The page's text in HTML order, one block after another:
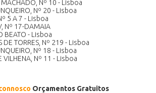
MACHADO, Nº 10 - Lisboa
Nº 20 - Lisboa
5 A 7 - Lisboa
Nº 17-DAMAIA
BEATO - Lisboa
DE TORRES, Nº 219 - Lisboa
Nº 18 - Lisboa
VILHENA, Nº 11 - Lisboa
Orçamentos Gratuitos